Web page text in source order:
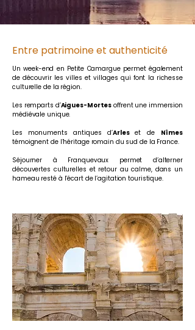
Entre patrimoine et authenticité
Un week-end en Petite Camargue permet également
de découvrir les villes et villages qui font la richesse
culturelle de la région.
Les remparts d’Aigues-Mortes offrent une immersion
médiévale unique.
Les monuments antiques d’Arleset de Nîmes
témoignent de l’héritage romain du sud de la France.
Séjourner à Franquevaux permet d’alterner
découvertes culturelles et retour au calme, dans un
hameau resté à l’écart de l’agitation touristique.